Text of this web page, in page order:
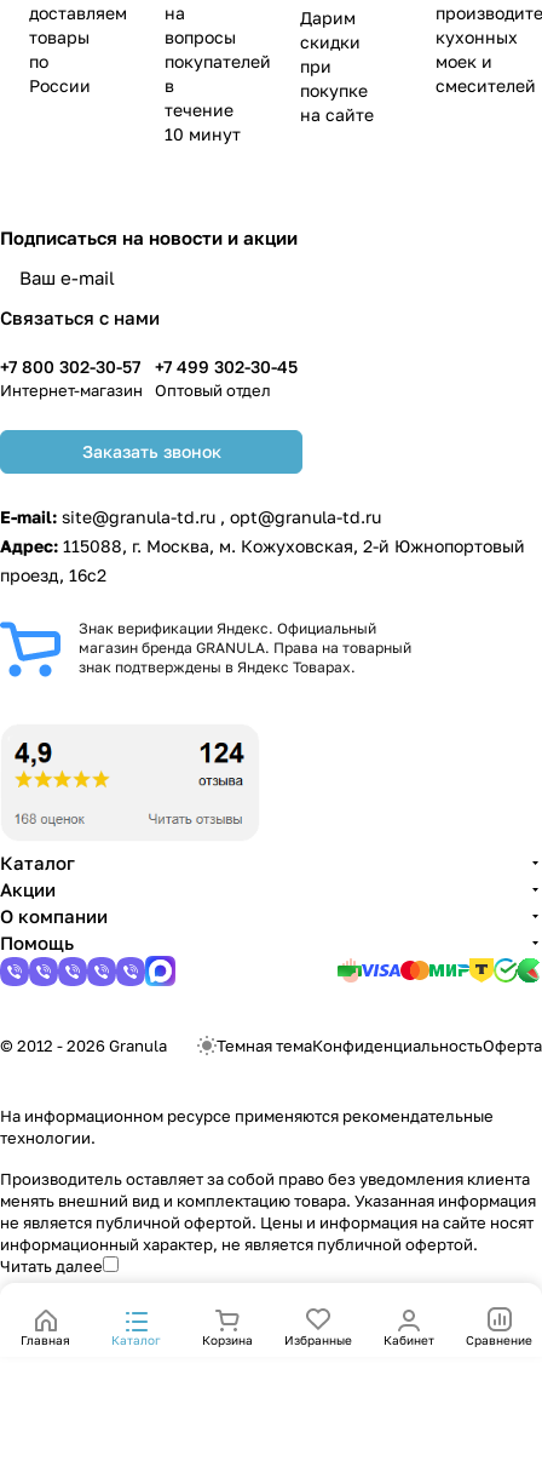
доставляем
товары
по
России
на
вопросы
покупателей
в
течение
10 минут
Дарим
скидки
при
покупке
на сайте
кухонных
моек и
смесителей
Подписаться на новости и акции
Связаться с нами
+7 800 302-30-57
Интернет-магазин
+7 499 302-30-45
Оптовый отдел
Заказать звонок
E-mail: site@granula-td.ru , opt@granula-td.ru
Адрес: 115088, г. Москва, м. Кожуховская, 2-й Южнопортовый
проезд, 16с2
Знак верификации Яндекс. Официальный
магазин бренда GRANULA. Права на товарный
знак подтверждены в Яндекс Товарах.
Каталог
Акции
О компании
Помощь
© 2012 - 2026 Granula Темная темаКонфиденциальностьОферта
На информационном ресурсе применяются рекомендательные
технологии.
Производитель оставляет за собой право без уведомления клиента
менять внешний вид и комплектацию товара. Указанная информация
не является публичной офертой. Цены и информация на сайте носят
информационный характер, не является публичной офертой.
Читать далее
Главная Каталог Корзина Избранные Кабинет Сравнение